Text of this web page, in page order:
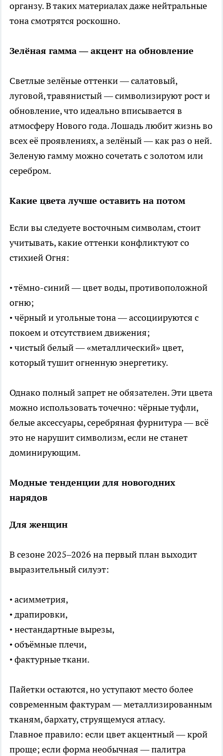
органзу. В таких материалах даже нейтральные
тона смотрятся роскошно.
Зелёная гамма — акцент на обновление
Светлые зелёные оттенки — салатовый,
луговой, травянистый — символизируют рост и
обновление, что идеально вписывается в
атмосферу Нового года. Лошадь любит жизнь во
всех её проявлениях, а зелёный — как раз о ней.
Зеленую гамму можно сочетать с золотом или
серебром.
Какие цвета лучше оставить на потом
Если вы следуете восточным символам, стоит
учитывать, какие оттенки конфликтуют со
стихией Огня:
• тёмно-синий — цвет воды, противоположной
огню;
• чёрный и угольные тона — ассоциируются с
покоем и отсутствием движения;
• чистый белый — «металлический» цвет,
который тушит огненную энергетику.
Однако полный запрет не обязателен. Эти цвета
можно использовать точечно: чёрные туфли,
белые аксессуары, серебряная фурнитура — всё
это не нарушит символизм, если не станет
доминирующим.
Модные тенденции для новогодних
нарядов
Для женщин
В сезоне 2025–2026 на первый план выходит
выразительный силуэт:
• асимметрия,
• драпировки,
• нестандартные вырезы,
• объёмные плечи,
• фактурные ткани.
Пайетки остаются, но уступают место более
современным фактурам — металлизированным
тканям, бархату, струящемуся атласу.
Главное правило: если цвет акцентный — крой
проще; если форма необычная — палитра